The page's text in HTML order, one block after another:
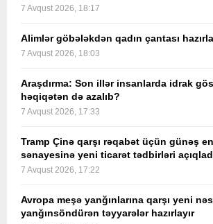
7 Avqust 2026, 18:17
Alimlər göbələkdən qadın çantası
7 Avqust 2026, 18:03
Araşdırma: Son illər insanlarda idrak
həqiqətən də azalıb?
7 Avqust 2026, 17:33
Tramp Çinə qarşı rəqabət üçün günəş
sənayesinə yeni ticarət tədbirləri
7 Avqust 2026, 17:22
Avropa meşə yanğınlarına qarşı yeni
yanğınsöndürən təyyarələr hazırlayır